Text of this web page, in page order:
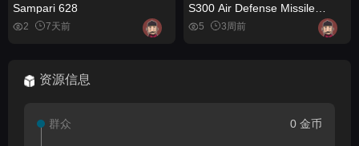
Sampari 628
2 7天前
S300 Air Defense Missile
Launcher Rigged
5 3周前
资源信息
群众 0 金币